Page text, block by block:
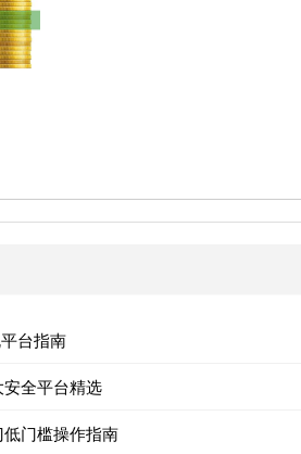
台指南
全平台精选
门槛操作指南